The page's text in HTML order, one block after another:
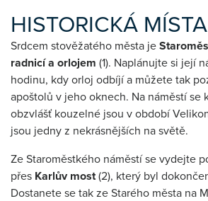
HISTORICKÁ MÍSTA
Srdcem stověžatého města je
radnicí a orlojem (1). Naplánujte si její
hodinu, kdy orloj odbíjí a můžete tak
apoštolů v jeho oknech. Na náměstí se
obzvlášť kouzelné jsou v období
jsou jedny z nekrásnějších na světě.
Ze Staroměstkého náměstí se vydejte
přes Karlův most(2), který byl
Dostanete se tak ze Starého města na